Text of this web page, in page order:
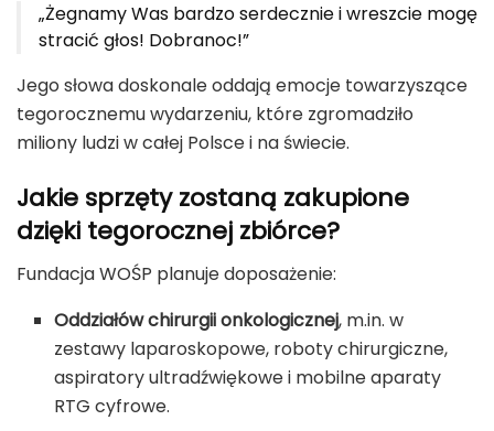
„Żegnamy Was bardzo serdecznie i wreszcie mogę
stracić głos! Dobranoc!”
Jego słowa doskonale oddają emocje towarzyszące
tegorocznemu wydarzeniu, które zgromadziło
miliony ludzi w całej Polsce i na świecie.
Jakie sprzęty zostaną zakupione
dzięki tegorocznej zbiórce?
Fundacja WOŚP planuje doposażenie:
Oddziałów chirurgii onkologicznej, m.in. w
zestawy laparoskopowe, roboty chirurgiczne,
aspiratory ultradźwiękowe i mobilne aparaty
RTG cyfrowe.